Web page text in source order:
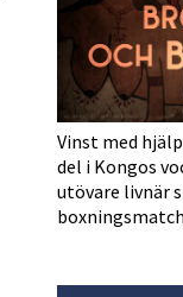
Vinst med
del i Kongos
utövare livnär